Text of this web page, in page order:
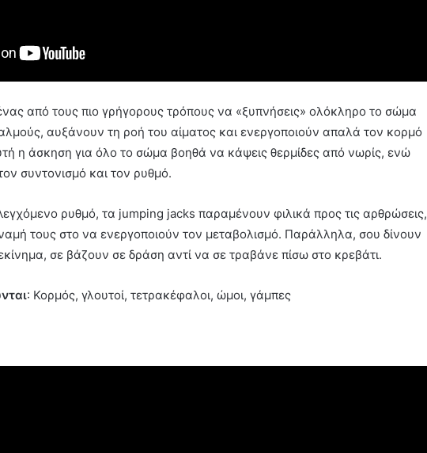
από τους πιο γρήγορους τρόπους να «ξυπνήσεις» ολόκληρο το σώμα
αυξάνουν τη ροή του αίματος και ενεργοποιούν απαλά τον κορμό
η άσκηση για όλο το σώμα βοηθά να κάψεις θερμίδες από νωρίς, ενώ
συντονισμό και τον ρυθμό.
ρυθμό, τα jumping jacks παραμένουν φιλικά προς τις αρθρώσεις,
τους στο να ενεργοποιούν τον μεταβολισμό. Παράλληλα, σου δίνουν
σε βάζουν σε δράση αντί να σε τραβάνε πίσω στο κρεβάτι.
: Κορμός, γλουτοί, τετρακέφαλοι, ώμοι, γάμπες